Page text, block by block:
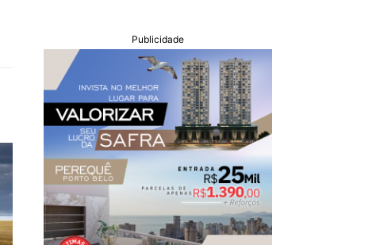
Publicidade